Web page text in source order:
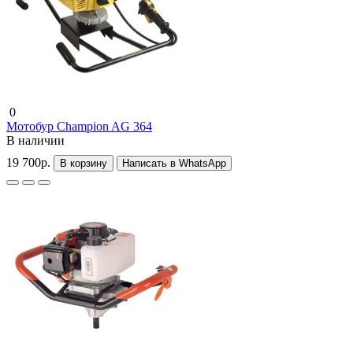
0
Мотобур Champion AG 364
В наличии
19 700р.
В корзину Написать в WhatsApp